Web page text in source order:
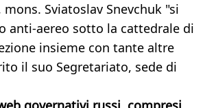
Sviatoslav Snevchuk "si
anti-aereo sotto la cattedrale di
insieme con tante altre
il suo Segretariato, sede di